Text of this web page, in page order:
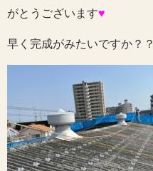
がとうございます♥
早く完成がみたいですか？？